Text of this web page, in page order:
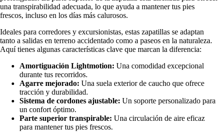
una transpirabilidad adecuada, lo que ayuda a mantener tus pies
frescos, incluso en los días más calurosos.
Ideales para corredores y excursionistas, estas zapatillas se adaptan
tanto a salidas en terreno accidentado como a paseos en la naturaleza.
Aquí tienes algunas características clave que marcan la diferencia:
Amortiguación Lightmotion: Una comodidad excepcional
durante tus recorridos.
Agarre mejorado: Una suela exterior de caucho que ofrece
tracción y durabilidad.
Sistema de cordones ajustable: Un soporte personalizado para
un confort óptimo.
Parte superior transpirable: Una circulación de aire eficaz
para mantener tus pies frescos.